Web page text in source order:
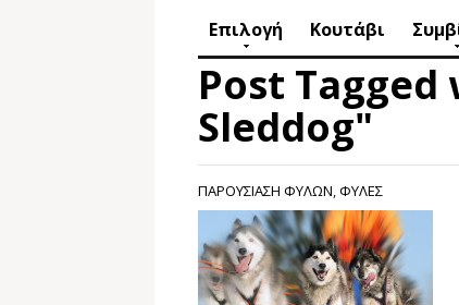
Επιλογή Κουτάβι
Post
Sleddog"
ΠΑΡΟΥΣΙΑΣΗ ΦΥΛΩΝ,ΦΥΛΕΣ